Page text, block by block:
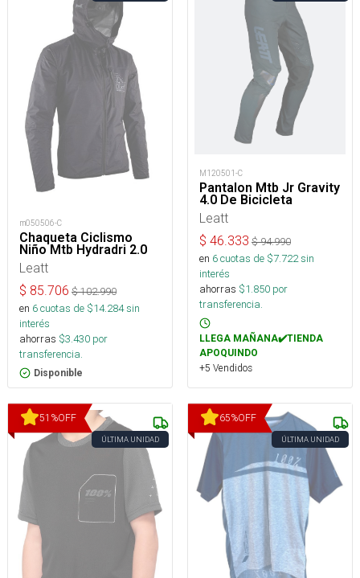
m050506-C
Chaqueta Ciclismo
Niño Mtb Hydradri 2.0
Leatt
$ 85.706 $102.990
en 6cuotas de $14.284sin
interés
ahorras $3.430 por
transferencia.
Disponible
M120501-C
Pantalon Mtb Jr Gravity
4.0 De Bicicleta
Leatt
$ 46.333 $94.990
en 6cuotas de $7.722sin
interés
ahorras $1.850 por
transferencia.
LLEGA MAÑANA✔️TIENDA
APOQUINDO
+5 Vendidos
51 %OFF
ÚLTIMA UNIDAD
65%OFF
ÚLTIMA UNIDAD